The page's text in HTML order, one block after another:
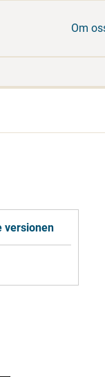
Om
versionen